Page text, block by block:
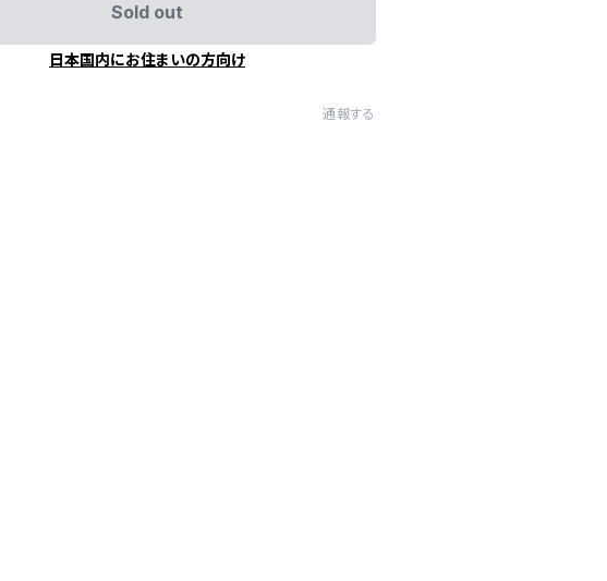
Sold out
日本国内にお住まいの方向け
通報する